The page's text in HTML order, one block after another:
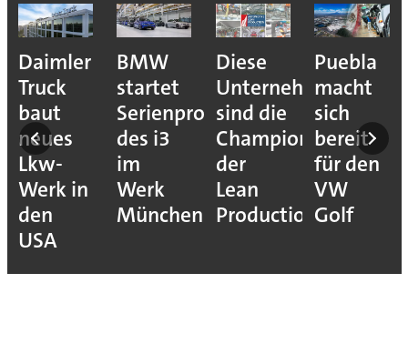
Daimler
Truck
baut
neues
Lkw-
Werk in
den
USA
BMW
startet
Serienproduktion
des i3
im
Werk
München
Diese
Unternehmen
sind die
Champions
der
Lean
Production
Puebla
macht
sich
bereit
für den
VW
Golf